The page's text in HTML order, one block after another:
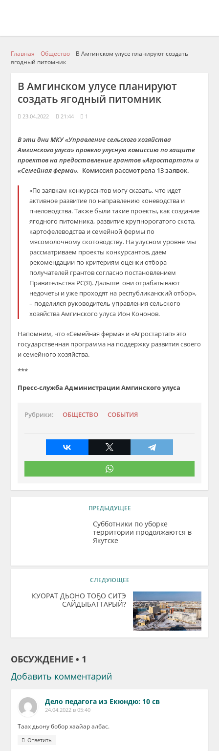
Главная Общество
В Амгинском улусе планируют создать
ягодный питомник
В Амгинском улусе планируют
создать ягодный питомник
23.04.2022 21:44 1
В эти дни МКУ «Управление сельского хозяйства
Амгинского улуса» провело улусную комиссию по защите
проектов на предоставление грантов «Агростартап» и
«Семейная ферма». Комиссия рассмотрела 13 заявок.
«По заявкам конкурсантов могу сказать, что идет
активное развитие по направлению коневодства и
пчеловодства. Также были такие проекты, как создание
ягодного питомника, развитие крупнорогатого скота,
картофелеводства и семейной фермы по
мясомолочному скотоводству. На улусном уровне мы
рассматриваем проекты конкурсантов, даем
рекомендации по критериям оценки отбора
получателей грантов согласно постановлением
Правительства РС(Я). Дальше они отрабатывают
недочеты и уже проходят на республиканский отбор»,
– поделился руководитель управления сельского
хозяйства Амгинского улуса Ион Кононов.
Напомним, что «Семейная ферма» и «Агростартап» это
государственная программа на поддержку развития своего
и семейного хозяйства.
***
Пресс-служба Администрации Амгинского улуса
Рубрики: ОБЩЕСТВО СОБЫТИЯ
ПРЕДЫДУЩЕЕ
Субботники по уборке
территории продолжаются в
Якутске
СЛЕДУЮЩЕЕ
КУОРАТ ДЬОНО ТОҔО СИТЭ
САЙДЫБАТТАРЫЙ?
ОБСУЖДЕНИЕ • 1
Добавить комментарий
Дело педагога из Екюндю: 10 св
24.04.2022 в 05:40
Таах дьону бобор хаайар албас.
Ответить